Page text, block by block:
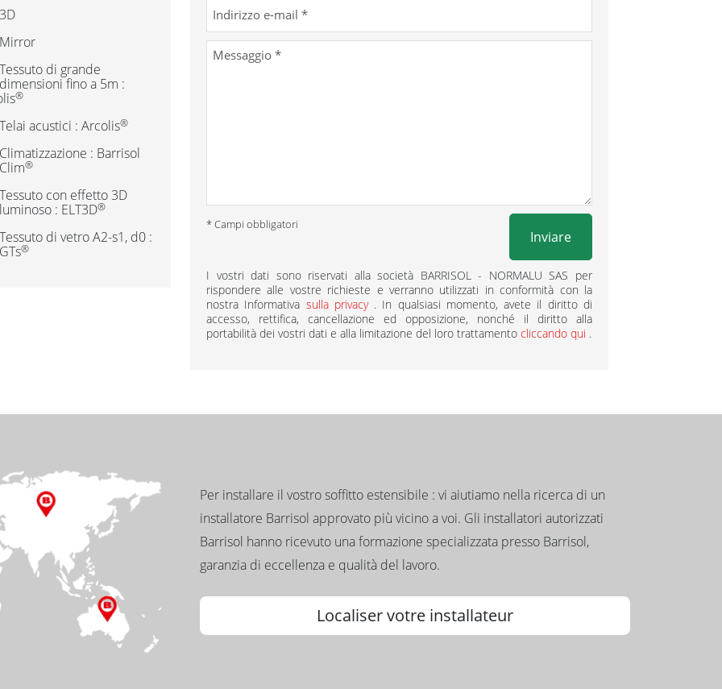
di grande
fino a 5m :
®
acustici : Arcolis®
: Barrisol
®
con effetto 3D
: ELT3D®
di vetro A2-s1, d0 :
®
* Campi obbligatori
Inviare
I vostri dati sono riservati alla società BARRISOL - NORMALU SAS per
rispondere alle vostre richieste e verranno utilizzati in conformità con la
nostra Informativa sulla privacy . In qualsiasi momento, avete il diritto di
accesso, rettifica, cancellazione ed opposizione, nonché il diritto alla
portabilità dei vostri dati e alla limitazione del loro trattamento cliccando qui .
Per installare il vostro soffitto estensibile : vi aiutiamo nella ricerca di un
installatore Barrisol approvato più vicino a voi. Gli installatori autorizzati
Barrisol hanno ricevuto una formazione specializzata presso Barrisol,
garanzia di eccellenza e qualità del lavoro.
Localiser votre installateur